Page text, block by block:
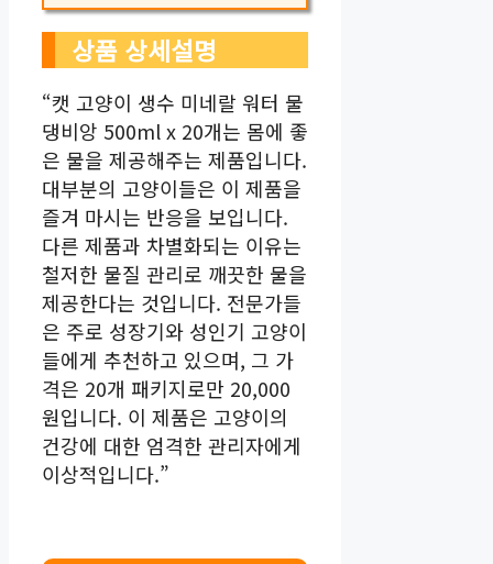
상품 상세설명
“캣 고양이 생수 미네랄 워터 물
댕비앙 500ml x 20개는 몸에 좋
은 물을 제공해주는 제품입니다.
대부분의 고양이들은 이 제품을
즐겨 마시는 반응을 보입니다.
다른 제품과 차별화되는 이유는
철저한 물질 관리로 깨끗한 물을
제공한다는 것입니다. 전문가들
은 주로 성장기와 성인기 고양이
들에게 추천하고 있으며, 그 가
격은 20개 패키지로만 20,000
원입니다. 이 제품은 고양이의
건강에 대한 엄격한 관리자에게
이상적입니다.”